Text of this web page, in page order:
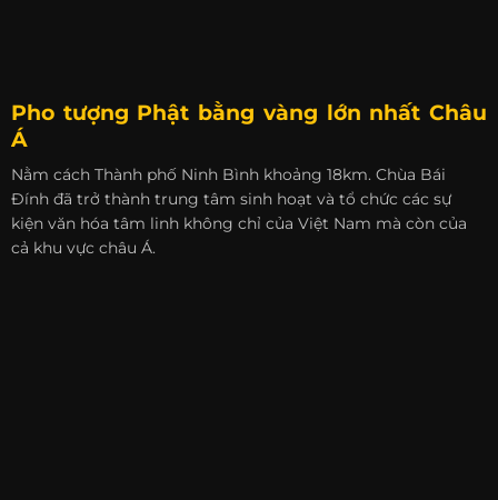
Pho tượng Phật bằng vàng lớn nhất Châu
Á
Nằm cách Thành phố Ninh Bình khoảng 18km. Chùa Bái
Đính đã trở thành trung tâm sinh hoạt và tổ chức các sự
kiện văn hóa tâm linh không chỉ của Việt Nam mà còn của
cả khu vực châu Á.